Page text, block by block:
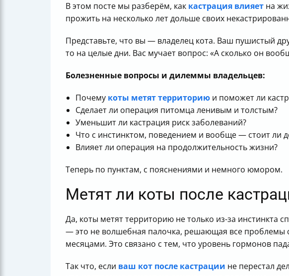
В этом посте мы разберём, как кастрация влияет на
прожить на несколько лет дольше своих
Представьте, что вы — владелец кота. Ваш пушистый
то на целые дни. Вас мучает вопрос: «А сколько он
Болезненные вопросы и дилеммы владельцев:
Почему коты метят территорию и поможет ли
Сделает ли операция питомца ленивым и толстым?
Уменьшит ли кастрация риск заболеваний?
Что с инстинктом, поведением и вообще — стоит ли
Влияет ли операция на продолжительность жизни?
Теперь по пунктам, с пояснениями и немного юмором.
Метят ли коты после
Да, коты метят территорию не только из-за инстинкта
— это не волшебная палочка, решающая все проблемы
месяцами. Это связано с тем, что уровень гормонов
Так что, если ваш кот после кастрации не перестал